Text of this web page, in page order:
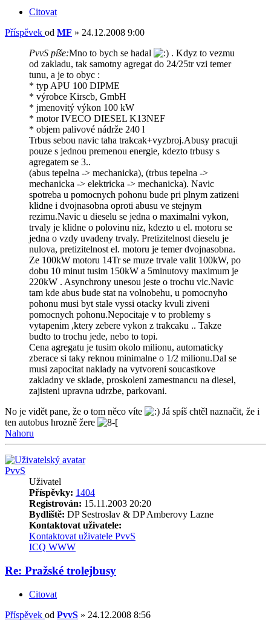
Citovat
Příspěvek od MF » 24.12.2008 9:00
PvvS píše:Mno to bych se hadal
. Kdyz to vezmu
od zakladu, tak samotny agregat do 24/25tr vzi temer
tunu, a je to obyc :
* typ APU 100 DIPME
* výrobce Kirscb, GmbH
* jmenovitý výkon 100 kW
* motor IVECO DIESEL K13NEF
* objem palivové nádrže 240 l
Trbus sebou navic taha trakcak+vyzbroj.Abusy pracuji
pouze s jednou premenou energie, kdezto trbusy s
agregatem se 3..
(abus tepelna -> mechanicka), (trbus tepelna ->
mechanicka -> elektricka -> mechanicka). Navic
spotreba u pomocnych pohonu bude pri plnym zatizeni
klidne i dvojnasobna oproti abusu ve stejnym
rezimu.Navic u dieselu se jedna o maximalni vykon,
trvaly je klidne o polovinu niz, kdezto u el. motoru se
jedna o vzdy uvadeny trvaly. Pretizitelnost dieselu je
nulova, pretizitelnost el. motoru je temer dvojnasobna.
Ze 100kW motoru 14Tr se muze trvale valit 100kW, po
dobu 10 minut tusim 150kW a 5minutovy maximum je
220kW . Asynchrony unesou jeste o trochu vic.Navic
tam kde abus bude stat na volnobehu, u pomocnyho
pohonu musi byt stale vyssi otacky kvuli ziveni
pomocnych pohonu.Nepocitaje v to problemy s
vytapenim ,ktery zebere vykon z trakcaku .. Takze
budto to trochu jede, nebo to topi.
Cena agregatu je tusim okolo milionu, automaticky
zberace si taky reknou minimalne o 1/2 milionu.Dal se
musi zapocitat naklady na vytvoreni soucastkove
zakladny ve sklade, proskoleni zamestnancu na diesel,
zajisteni upravna udrzbe, parkovani.
No je vidět pane, že o tom něco víte
Já spíš chtěl naznačit, že i
ten autobus hrozně žere
Nahoru
PvvS
Uživatel
Příspěvky: 1404
Registrován: 15.11.2003 20:20
Bydliště: DP Sestroslav & DP Amberovy Lazne
Kontaktovat uživatele:
Kontaktovat uživatele PvvS
ICQ WWW
Re: Pražské trolejbusy
Citovat
Příspěvek od PvvS » 24.12.2008 8:56